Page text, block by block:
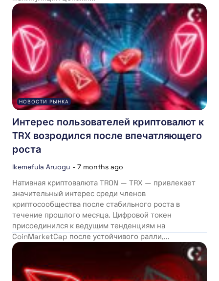
НОВОСТИ РЫНКА
Интерес пользователей криптовалют к
TRX возродился после впечатляющего
роста
Ikemefula Aruogu - 7 months ago
Нативная криптовалюта TRON — TRX — привлекает
значительный интерес среди членов
криптосообщества после стабильного роста в
течение прошлого месяца. Цифровой токен
присоединился к ведущим тенденциям на
CoinMarketCap после устойчивого ралли,...